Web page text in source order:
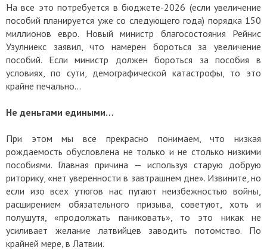
На все это потребуется в бюджете-2026 (если увеличение
пособий планируется уже со следующего года) порядка 150
миллионов евро. Новый министр благосостояния Рейнис
Узулниекс заявил, что намерен бороться за увеличение
пособий. Если министр должен бороться за пособия в
условиях, по сути, демографической катастрофы, то это
крайне печально…
Не деньгами едиными…
При этом мы все прекрасно понимаем, что низкая
рождаемость обусловлена не только и не столько низкими
пособиями. Главная причина — используя старую добрую
риторику, «нет уверенности в завтрашнем дне». Извините, но
если изо всех утюгов нас пугают неизбежностью войны,
расширением обязательного призыва, советуют, хоть и
полушутя, «продолжать паниковать», то это никак не
усиливает желание латвийцев заводить потомство. По
крайней мере, в Латвии.